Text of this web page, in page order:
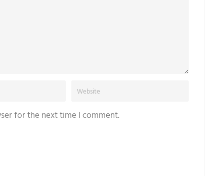
for the next time I comment.